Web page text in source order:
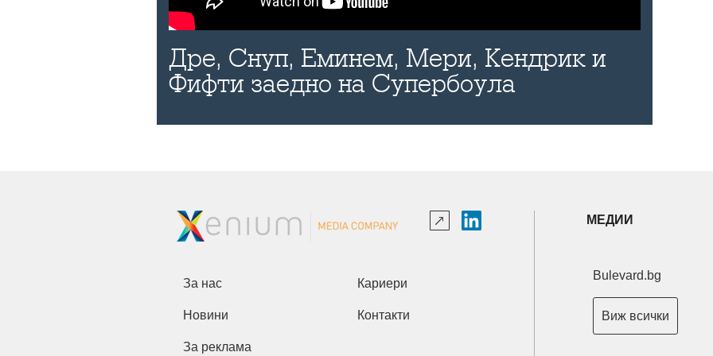
Дре, Снуп, Еминем, Мери, Кендрик и
Фифти заедно на Супербоула
За нас Кариери
Новини Контакти
За реклама
МЕДИИ
Bulevard.bg
Виж всички